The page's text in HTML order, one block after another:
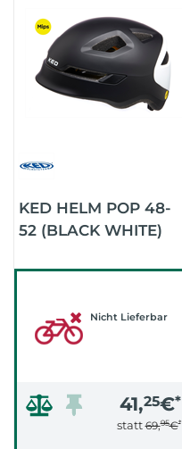
KED HELM POP 48-
52 (BLACK WHITE)
Nicht Lieferbar
41,25€*
statt69,95€*